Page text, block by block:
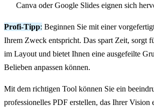
Canva oder Google Slides eignen sich
Profi-Tipp: Beginnen Sie mit einer
Ihrem Zweck entspricht. Das spart Zeit, sorgt
im Layout und bietet Ihnen eine ausgefeilte
Belieben anpassen können.
Mit dem richtigen Tool können Sie ein
professionelles PDF erstellen, das Ihrer Vision